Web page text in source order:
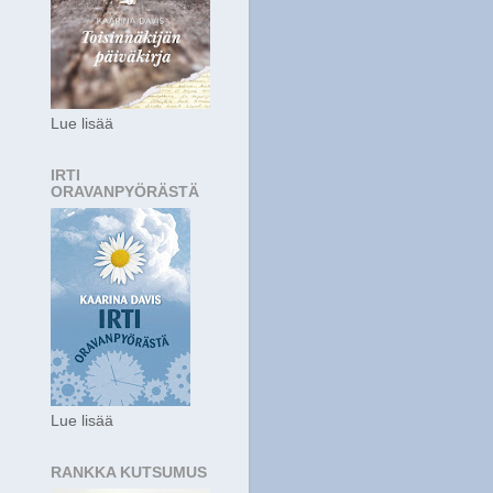
Lue lisää
IRTI
ORAVANPYÖRÄSTÄ
Lue lisää
RANKKA KUTSUMUS